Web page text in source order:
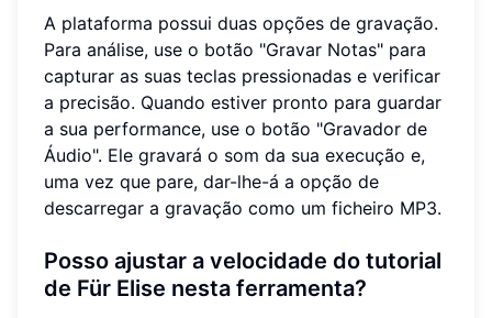
A plataforma possui duas opções de gravação.
Para análise, use o botão "Gravar Notas" para
capturar as suas teclas pressionadas e verificar
a precisão. Quando estiver pronto para guardar
a sua performance, use o botão "Gravador de
Áudio". Ele gravará o som da sua execução e,
uma vez que pare, dar-lhe-á a opção de
descarregar a gravação como um ficheiro MP3.
Posso ajustar a velocidade do tutorial
de Für Elise nesta ferramenta?